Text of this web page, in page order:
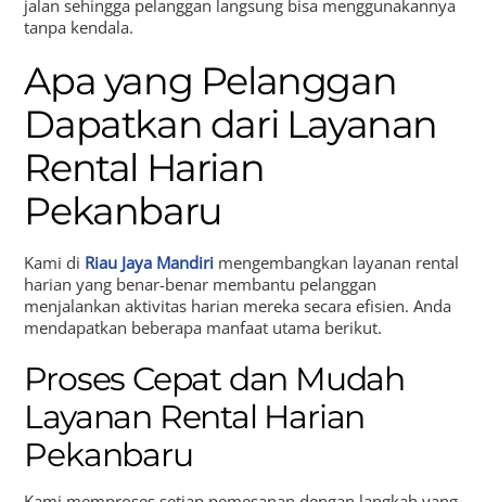
jalan sehingga pelanggan langsung bisa menggunakannya
tanpa kendala.
Apa yang Pelanggan
Dapatkan dari Layanan
Rental Harian
Pekanbaru
Kami di Riau Jaya Mandiri mengembangkan layanan rental
harian yang benar-benar membantu pelanggan
menjalankan aktivitas harian mereka secara efisien. Anda
mendapatkan beberapa manfaat utama berikut.
Proses Cepat dan Mudah
Layanan Rental Harian
Pekanbaru